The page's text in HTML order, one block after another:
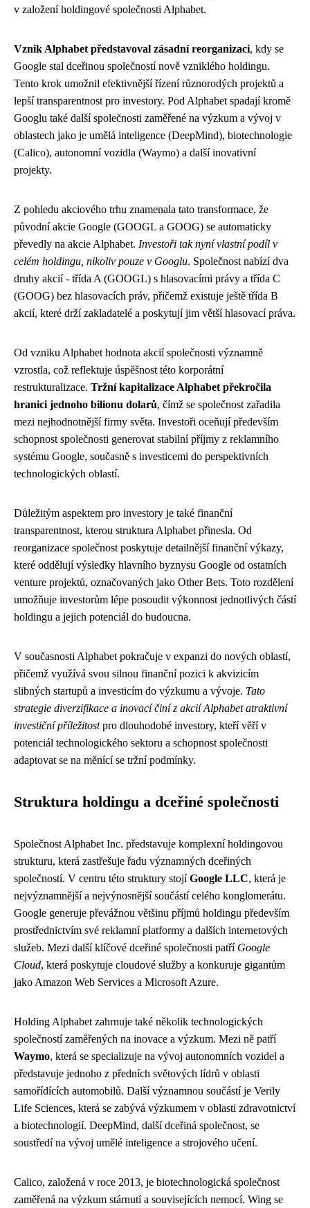
v založení holdingové společnosti Alphabet.
Vznik Alphabet představoval zásadní reorganizaci, kdy se
Google stal dceřinou společností nově vzniklého holdingu.
Tento krok umožnil efektivnější řízení různorodých projektů a
lepší transparentnost pro investory. Pod Alphabet spadají kromě
Googlu také další společnosti zaměřené na výzkum a vývoj v
oblastech jako je umělá inteligence (DeepMind), biotechnologie
(Calico), autonomní vozidla (Waymo) a další inovativní
projekty.
Z pohledu akciového trhu znamenala tato transformace, že
původní akcie Google (GOOGL a GOOG) se automaticky
převedly na akcie Alphabet. Investoři tak nyní vlastní podíl v
celém holdingu, nikoliv pouze v Googlu. Společnost nabízí dva
druhy akcií - třída A (GOOGL) s hlasovacími právy a třída C
(GOOG) bez hlasovacích práv, přičemž existuje ještě třída B
akcií, které drží zakladatelé a poskytují jim větší hlasovací práva.
Od vzniku Alphabet hodnota akcií společnosti významně
vzrostla, což reflektuje úspěšnost této korporátní
restrukturalizace. Tržní kapitalizace Alphabet překročila
hranici jednoho bilionu dolarů, čímž se společnost zařadila
mezi nejhodnotnější firmy světa. Investoři oceňují především
schopnost společnosti generovat stabilní příjmy z reklamního
systému Google, současně s investicemi do perspektivních
technologických oblastí.
Důležitým aspektem pro investory je také finanční
transparentnost, kterou struktura Alphabet přinesla. Od
reorganizace společnost poskytuje detailnější finanční výkazy,
které oddělují výsledky hlavního byznysu Google od ostatních
venture projektů, označovaných jako Other Bets. Toto rozdělení
umožňuje investorům lépe posoudit výkonnost jednotlivých částí
holdingu a jejich potenciál do budoucna.
V současnosti Alphabet pokračuje v expanzi do nových oblastí,
přičemž využívá svou silnou finanční pozici k akvizicím
slibných startupů a investicím do výzkumu a vývoje. Tato
strategie diverzifikace a inovací činí z akcií Alphabet atraktivní
investiční příležitostpro dlouhodobé investory, kteří věří v
potenciál technologického sektoru a schopnost společnosti
adaptovat se na měnící se tržní podmínky.
Struktura holdingu a dceřiné společnosti
Společnost Alphabet Inc. představuje komplexní holdingovou
strukturu, která zastřešuje řadu významných dceřiných
společností. V centru této struktury stojíGoogle LLC, která je
nejvýznamnější a nejvýnosnější součástí celého konglomerátu.
Google generuje převážnou většinu příjmů holdingu především
prostřednictvím své reklamní platformy a dalších internetových
služeb. Mezi další klíčové dceřiné společnosti patří Google
Cloud, která poskytuje cloudové služby a konkuruje gigantům
jako Amazon Web Services a Microsoft Azure.
Holding Alphabet zahrnuje také několik technologických
společností zaměřených na inovace a výzkum. Mezi ně patří
Waymo, která se specializuje na vývoj autonomních vozidel a
představuje jednoho z předních světových lídrů v oblasti
samořídících automobilů. Další významnou součástí je Verily
Life Sciences, která se zabývá výzkumem v oblasti zdravotnictví
a biotechnologií. DeepMind, další dceřiná společnost, se
soustředí na vývoj umělé inteligence a strojového učení.
Calico, založená v roce 2013, je biotechnologická společnost
zaměřená na výzkum stárnutí a souvisejících nemocí. Wing se